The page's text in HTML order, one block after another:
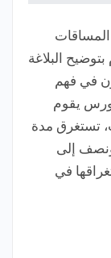
المساقات
البلاغة
في فهم
يقوم
تستغرق مدة
إلى
في